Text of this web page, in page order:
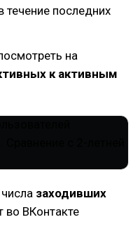
течение последних
на
к активным
заходивших
во ВКонтакте